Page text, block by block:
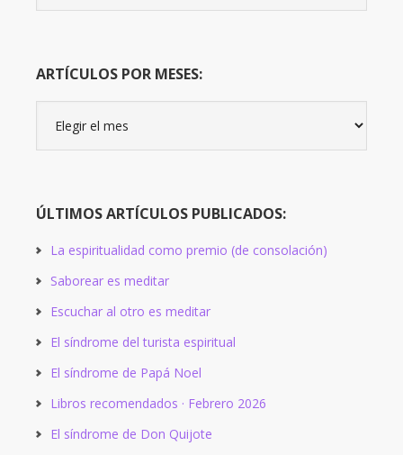
Blog:
ARTÍCULOS POR MESES:
meses:
ÚLTIMOS ARTÍCULOS PUBLICADOS:
La espiritualidad como premio (de consolación)
Saborear es meditar
Escuchar al otro es meditar
El síndrome del turista espiritual
El síndrome de Papá Noel
Libros recomendados · Febrero 2026
El síndrome de Don Quijote